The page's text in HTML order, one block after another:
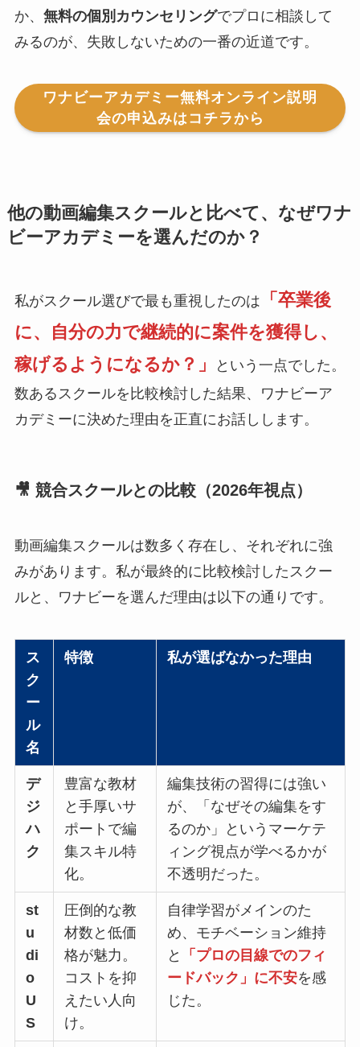
か、 無料の個別カウンセリングでプロに相談して
みるのが、失敗しないための一番の近道です。
ワナビーアカデミー無料オンライン説明
会の申込みはコチラから
他の動画編集スクールと比べて、なぜワナ
ビーアカデミーを選んだのか？
私がスクール選びで最も重視したのは
「卒業後
に、自分の力で継続的に案件を獲得し、
稼げるようになるか？」
という一点でした。
数あるスクールを比較検討した結果、ワナビーア
カデミーに決めた理由を正直にお話しします。
🎥 競合スクールとの比較（2026年視点）
動画編集スクールは数多く存在し、それぞれに強
みがあります。私が最終的に比較検討したスクー
ルと、ワナビーを選んだ理由は以下の通りです。
ス
ク
ー
ル
名
特徴 私が選ばなかった理由
デ
ジ
ハ
ク
豊富な教材
と手厚いサ
ポートで編
集スキル特
化。
編集技術の習得には強い
が、「なぜその編集をす
るのか」という マーケテ
ィング視点が学べるかが
不透明 だった。
st
u
di
o
U
S
圧倒的な教
材数と低価
格が魅力。
コストを抑
えたい人向
け。
自律学習がメインのた
め、モチベーション維持
と
「プロの目線でのフィ
ードバック」に不安を感
じた。